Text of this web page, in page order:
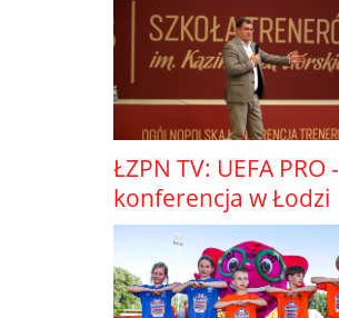
ŁZPN TV: UEFA PRO -
konferencja w Łodzi